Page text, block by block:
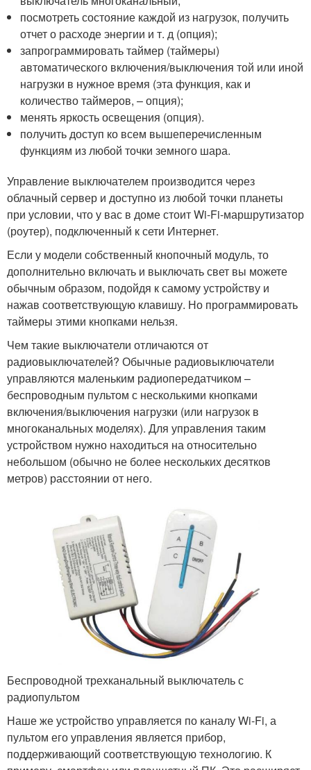
посмотреть состояние каждой из нагрузок, получить
отчет о расходе энергии и т. д (опция);
запрограммировать таймер (таймеры)
автоматического включения/выключения той или иной
нагрузки в нужное время (эта функция, как и
количество таймеров, – опция);
менять яркость освещения (опция).
получить доступ ко всем вышеперечисленным
функциям из любой точки земного шара.
Управление выключателем производится через
облачный сервер и доступно из любой точки планеты
при условии, что у вас в доме стоит Wi-Fi-маршрутизатор
(роутер), подключенный к сети Интернет.
Если у модели собственный кнопочный модуль, то
дополнительно включать и выключать свет вы можете
обычным образом, подойдя к самому устройству и
нажав соответствующую клавишу. Но программировать
таймеры этими кнопками нельзя.
Чем такие выключатели отличаются от
радиовыключателей? Обычные радиовыключатели
управляются маленьким радиопередатчиком –
беспроводным пультом с несколькими кнопками
включения/выключения нагрузки (или нагрузок в
многоканальных моделях). Для управления таким
устройством нужно находиться на относительно
небольшом (обычно не более нескольких десятков
метров) расстоянии от него.
Беспроводной трехканальный выключатель с
радиопультом
Наше же устройство управляется по каналу Wi-Fi, а
пультом его управления является прибор,
поддерживающий соответствующую технологию. К